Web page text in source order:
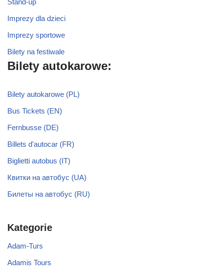
Imprezy dla dzieci
Imprezy sportowe
Bilety na festiwale
Bilety autokarowe:
Bilety autokarowe (PL)
Bus Tickets (EN)
Fernbusse (DE)
Billets d'autocar (FR)
Biglietti autobus (IT)
Квитки на автобус (UA)
Билеты на автобус (RU)
Kategorie
Adam-Turs
Adamis Tours